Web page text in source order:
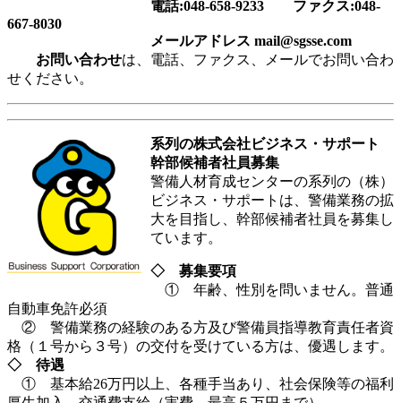
電話:048-658-9233 ファクス:048-
667-8030
メールアドレス mail@sgsse.com
お問い合わせは、電話、ファクス、メールでお問い合わ
せください。
系列の株式会社ビジネス・サポート
幹部候補者社員募集
警備人材育成センターの系列の（株）
ビジネス・サポートは、警備業務の拡
大を目指し、幹部候補者社員を募集し
ています。
◇ 募集要項
① 年齢、性別を問いません。普通
自動車免許必須
② 警備業務の経験のある方及び警備員指導教育責任者資
格（１号から３号）の交付を受けている方は、優遇します。
◇ 待遇
① 基本給26万円以上、各種手当あり、社会保険等の福利